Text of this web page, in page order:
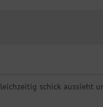
schick aussieht